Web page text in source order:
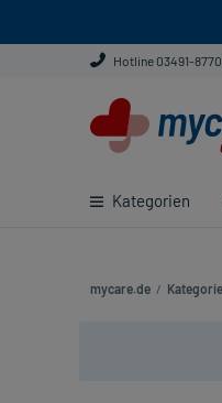
Hotline 03491-
Kategorien
mycare.de /